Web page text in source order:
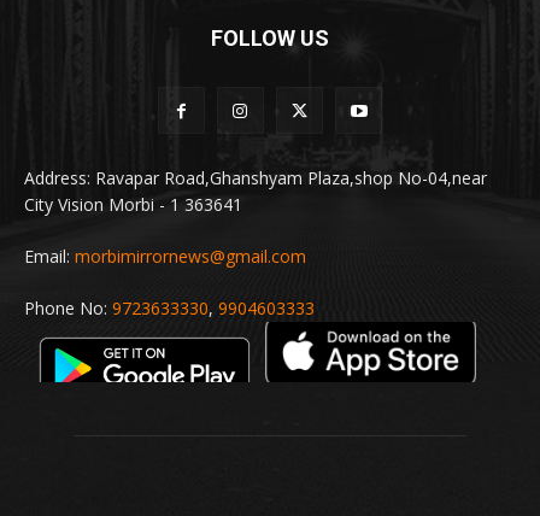
FOLLOW US
Address: Ravapar Road,Ghanshyam Plaza,shop No-04,near
City Vision Morbi - 1 363641
Email: morbimirrornews@gmail.com
Phone No: 9723633330, 9904603333